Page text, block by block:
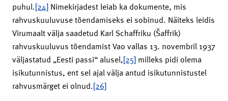
puhul.[24] Nimekirjadest leiab ka dokumente, mis
rahvuskuuluvuse tõendamiseks ei sobinud. Näiteks leidis
Virumaalt välja saadetud Karl Schaffriku (Šaffrik)
rahvuskuuluvus tõendamist Vao vallas 13. novembril 1937
väljastatud „Eesti passi“ alusel,[25] milleks pidi olema
isikutunnistus, ent sel ajal välja antud isikutunnistustel
rahvusmärget ei olnud.[26]